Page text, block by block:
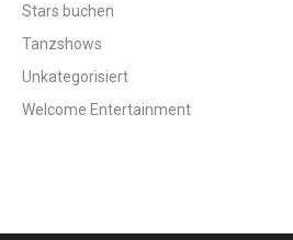
Stars buchen
Tanzshows
Unkategorisiert
Welcome Entertainment